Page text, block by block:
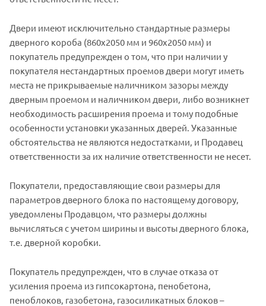
Двери имеют исключительно стандартные размеры
дверного короба (860х2050 мм и 960х2050 мм) и
покупатель предупрежден о том, что при наличии у
покупателя нестандартных проемов двери могут иметь
места не прикрываемые наличником зазоры между
дверным проемом и наличником двери, либо возникнет
необходимость расширения проема и тому подобные
особенности установки указанных дверей. Указанные
обстоятельства не являются недостатками, и Продавец
ответственности за их наличие ответственности не несет.
Покупатели, предоставляющие свои размеры для
параметров дверного блока по настоящему договору,
уведомлены Продавцом, что размеры должны
вычисляться с учетом ширины и высоты дверного блока,
т.е. дверной коробки.
Покупатель предупрежден, что в случае отказа от
усиления проема из гипсокартона, пенобетона,
пеноблоков, газобетона, газосиликатных блоков –